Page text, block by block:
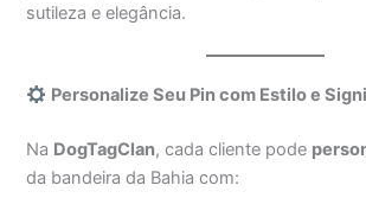
sutileza e elegância.
Personalize Seu Pin com Estilo e
Na DogTagClan, cada cliente pode
da bandeira da Bahia com: